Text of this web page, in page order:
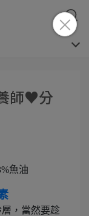
師♥分
魚油
，當然要趁